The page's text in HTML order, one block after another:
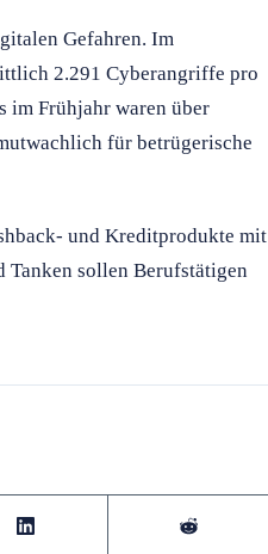
Gefahren. Im
2.291 Cyberangriffe pro
im Frühjahr waren über
für betrügerische
und Kreditprodukte mit
Tanken sollen Berufstätigen